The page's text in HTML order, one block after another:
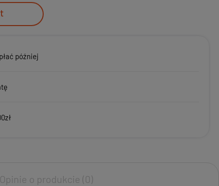
później
Opinie o produkcie (0)